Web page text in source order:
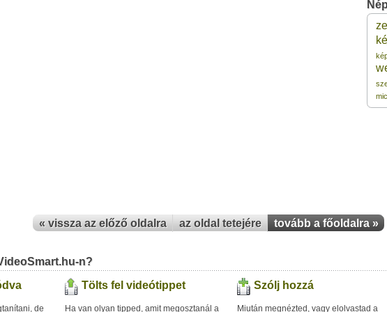
« vissza az előző oldalra az oldal tetejére tovább a főoldalra »
n?
de
Tölts fel videótippet
Ha van olyan tipped, amit megosztanál a
Szólj hozzá
Miután megnézted, vagy elolvastad a